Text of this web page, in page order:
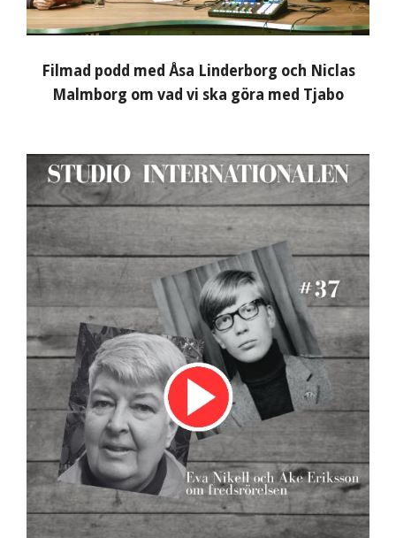
Filmad podd med Åsa Linderborg och Niclas
Malmborg om vad vi ska göra med Tjabo